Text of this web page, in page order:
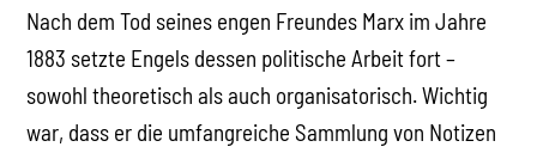
Nach dem Tod seines engen Freundes Marx im Jahre
1883 setzte Engels dessen politische Arbeit fort –
sowohl theoretisch als auch organisatorisch. Wichtig
war, dass er die umfangreiche Sammlung von Notizen